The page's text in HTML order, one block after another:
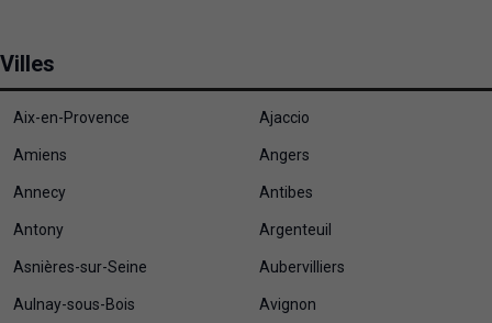
Villes
Aix-en-Provence Ajaccio
Amiens Angers
Annecy Antibes
Antony Argenteuil
Asnières-sur-Seine Aubervilliers
Aulnay-sous-Bois Avignon